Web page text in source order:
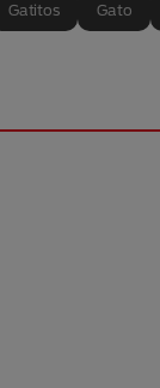
Gatitos Gato